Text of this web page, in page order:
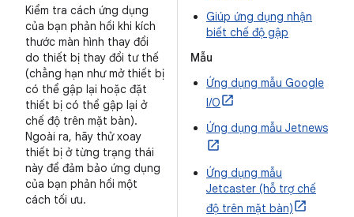
Kiểm tra cách ứng dụng
của bạn phản hồi khi kích
thước màn hình thay đổi
do thiết bị thay đổi tư thế
(chẳng hạn như mở thiết bị
có thể gập lại hoặc đặt
thiết bị có thể gập lại ở
chế độ trên mặt bàn).
Ngoài ra, hãy thử xoay
thiết bị ở từng trạng thái
này để đảm bảo ứng dụng
của bạn phản hồi một
cách tối ưu.
Giúp ứng dụng nhận
biết chế độ gập
Mẫu
Ứng dụng mẫu Google
I/O
Ứng dụng mẫu Jetnews
Ứng dụng mẫu
Jetcaster (hỗ trợ chế
độ trên mặt bàn)